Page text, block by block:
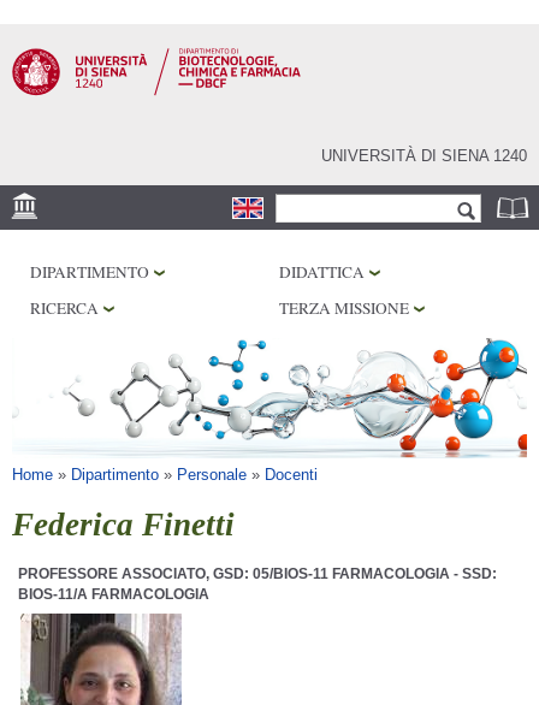
contenuto
principale
UNIVERSITÀ DI SIENA 1240
Form di ricerca
CENTRI DI RICERCA
BIBLIOTECHE
DIPARTIMENTO
DIDATTICA
RICERCA
TERZA MISSIONE
Tu sei qui
Home » Dipartimento » Personale » Docenti
Federica Finetti
PROFESSORE ASSOCIATO, GSD: 05/BIOS-11 FARMACOLOGIA - SSD:
BIOS-11/A FARMACOLOGIA